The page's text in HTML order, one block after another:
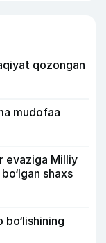
qozongan
mudofaa
evaziga Milliy
shaxs